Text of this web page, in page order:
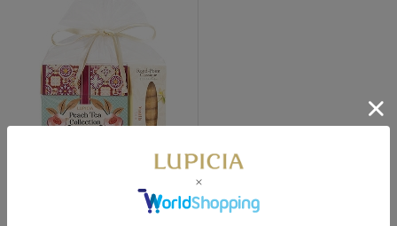
桃香るお茶の詰め合わせとお